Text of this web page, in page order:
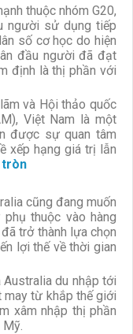
thuộc nhóm G20,
người sử dụng tiếp
số cơ học do hiện
đầu người đã đạt
định là thị phần với
và Hội thảo quốc
Việt Nam là một
được sự quan tâm
xếp hạng giá trị lẫn
tròn
cũng đang muốn
thuộc vào hàng
trở thành lựa chọn
lợi thế về thời gian
du nhập tới
từ khắp thế giới
xâm nhập thị phần